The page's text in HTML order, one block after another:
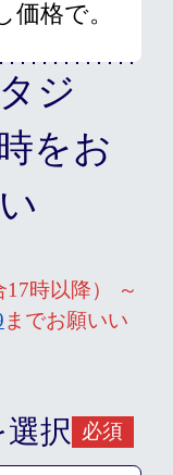
格で。
ジ
をお
時以降） ～
までお願いい
択 必須